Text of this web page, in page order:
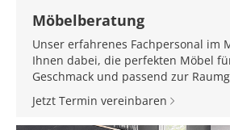
Möbelberatung
Unser erfahrenes Fachpersonal im
Ihnen dabei, die perfekten Möbel
Geschmack und passend zur
Jetzt Termin vereinbaren